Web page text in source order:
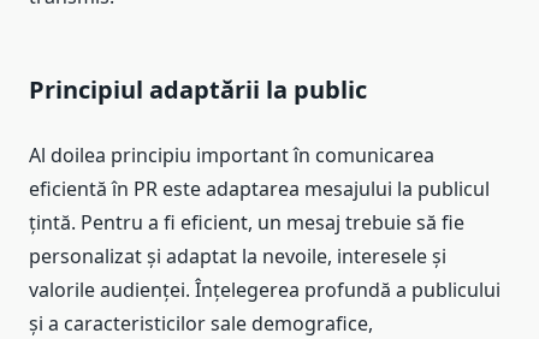
Principiul adaptării la public
Al doilea principiu important în comunicarea
eficientă în PR este adaptarea mesajului la publicul
țintă. Pentru a fi eficient, un mesaj trebuie să fie
personalizat și adaptat la nevoile, interesele și
valorile audienței. Înțelegerea profundă a publicului
și a caracteristicilor sale demografice,